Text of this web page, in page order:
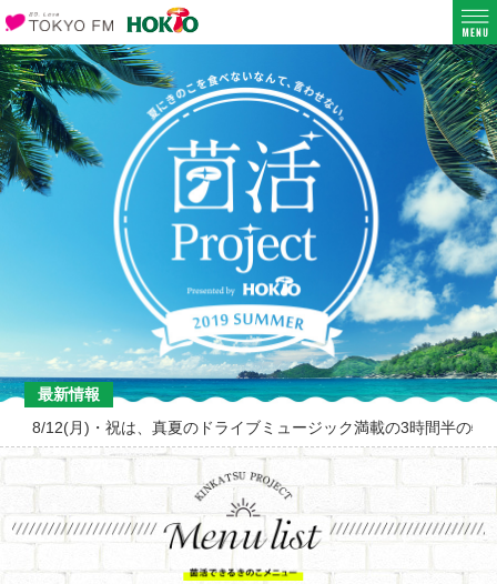
最新情報
8/12(月)・祝は、真夏のドライブミュージック満載の3時間半の特